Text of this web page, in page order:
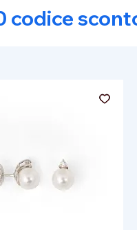
codice